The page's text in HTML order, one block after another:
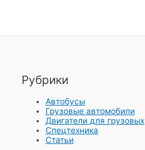
Рубрики
Автобусы
Грузовые автомобили
Двигатели для грузовых
Спецтехника
Статьи